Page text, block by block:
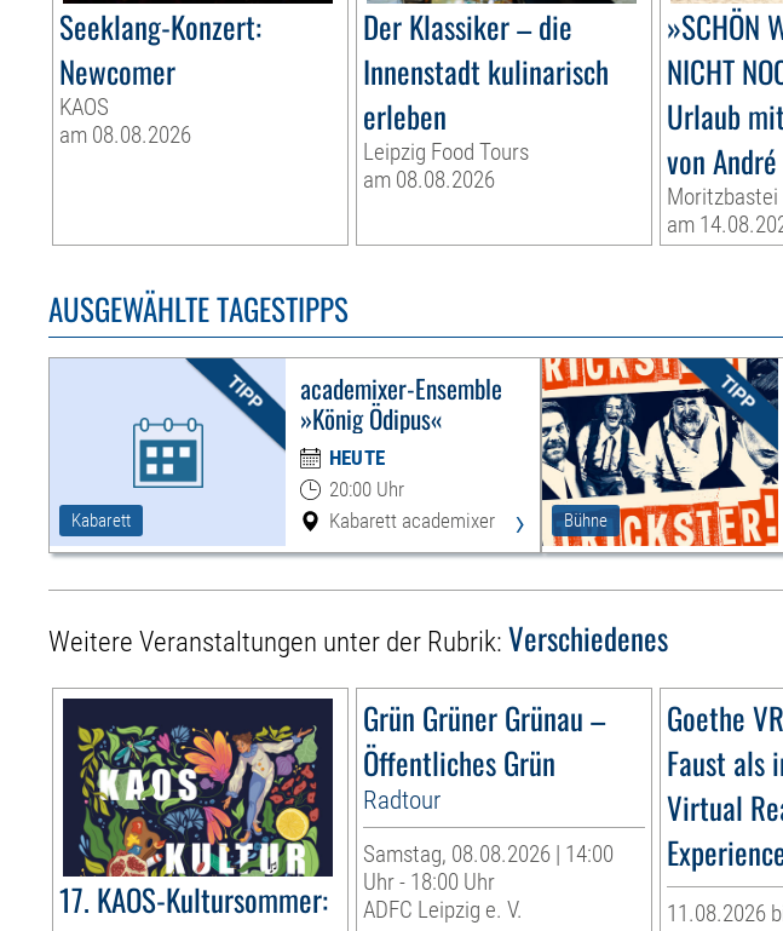
Seeklang-Konzert:
Newcomer
KAOS
am 08.08.2026
Der Klassiker – die
Innenstadt kulinarisch
erleben
Leipzig Food Tours
am 08.08.2026
»SCHÖN
NICHT
Urlaub
von
Moritzbastei
am
AUSGEWÄHLTE TAGESTIPPS
Kabarett
academixer-Ensemble
»König Ödipus«
HEUTE
20:00 Uhr
Kabarett academixer
› Bühne
Weitere Veranstaltungen unter der Rubrik: Verschiedenes
17. KAOS-Kultursommer:
Grün Grüner Grünau –
Öffentliches Grün
Radtour
Samstag, 08.08.2026 | 14:00
Uhr - 18:00 Uhr
ADFC Leipzig e. V.
Goethe
Faust als
Virtual
11.08.2026